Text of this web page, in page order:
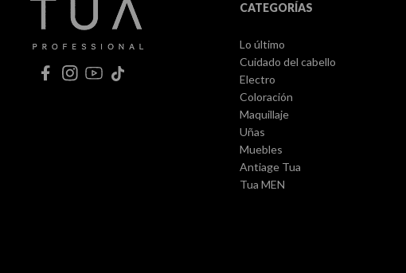
CATEGORÍAS
Lo último
Cuidado del cabello
Electro
Coloración
Maquillaje
Uñas
Muebles
Antiage Tua
Tua MEN